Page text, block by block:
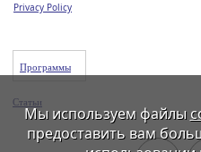
Privacy Policy
Программы
Статьи
Мы используем файлы
предоставить вам